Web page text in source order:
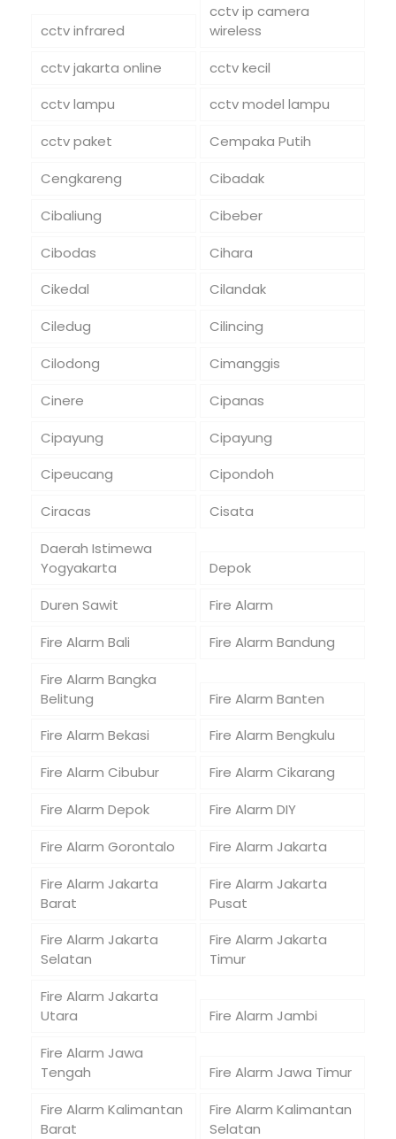
cctv infrared
cctv ip camera
wireless
cctv jakarta online
cctv kecil
cctv lampu
cctv model lampu
cctv paket
Cempaka Putih
Cengkareng
Cibadak
Cibaliung
Cibeber
Cibodas
Cihara
Cikedal
Cilandak
Ciledug
Cilincing
Cilodong
Cimanggis
Cinere
Cipanas
Cipayung
Cipayung
Cipeucang
Cipondoh
Ciracas
Cisata
Daerah Istimewa
Yogyakarta
Depok
Duren Sawit
Fire Alarm
Fire Alarm Bali
Fire Alarm Bandung
Fire Alarm Bangka
Belitung
Fire Alarm Banten
Fire Alarm Bekasi
Fire Alarm Bengkulu
Fire Alarm Cibubur
Fire Alarm Cikarang
Fire Alarm Depok
Fire Alarm DIY
Fire Alarm Gorontalo
Fire Alarm Jakarta
Fire Alarm Jakarta
Barat
Fire Alarm Jakarta
Pusat
Fire Alarm Jakarta
Selatan
Fire Alarm Jakarta
Timur
Fire Alarm Jakarta
Utara
Fire Alarm Jambi
Fire Alarm Jawa
Tengah
Fire Alarm Jawa Timur
Fire Alarm Kalimantan
Barat
Fire Alarm Kalimantan
Selatan